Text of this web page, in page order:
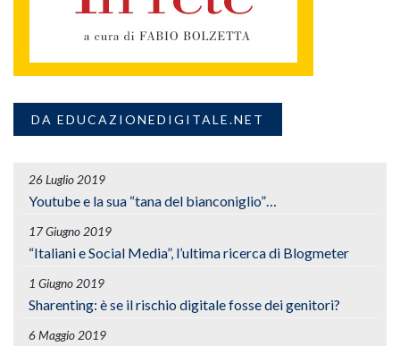
DA EDUCAZIONEDIGITALE.NET
26 Luglio 2019
Youtube e la sua “tana del bianconiglio”…
17 Giugno 2019
“Italiani e Social Media”, l’ultima ricerca di Blogmeter
1 Giugno 2019
Sharenting: è se il rischio digitale fosse dei genitori?
6 Maggio 2019